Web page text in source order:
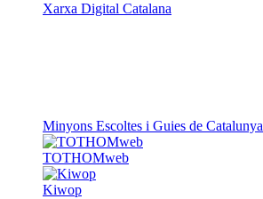
Xarxa Digital Catalana
Minyons Escoltes i Guies de Catalunya
TOTHOMweb
Kiwop